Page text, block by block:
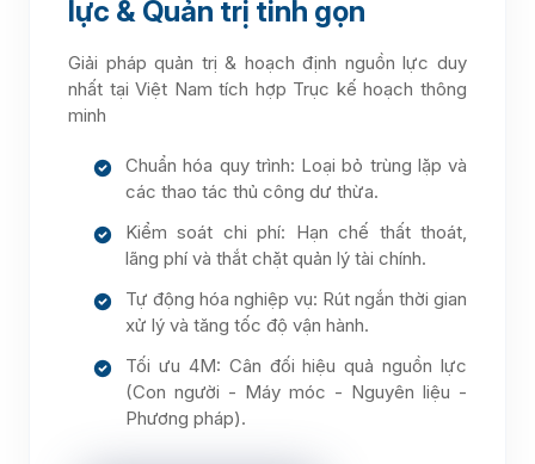
lực & Quản trị tinh gọn
Giải pháp quản trị & hoạch định nguồn lực duy
nhất tại Việt Nam tích hợp Trục kế hoạch thông
minh
Chuẩn hóa quy trình: Loại bỏ trùng lặp và
các thao tác thủ công dư thừa.
Kiểm soát chi phí: Hạn chế thất thoát,
lãng phí và thắt chặt quản lý tài chính.
Tự động hóa nghiệp vụ: Rút ngắn thời gian
xử lý và tăng tốc độ vận hành.
Tối ưu 4M: Cân đối hiệu quả nguồn lực
(Con người - Máy móc - Nguyên liệu -
Phương pháp).